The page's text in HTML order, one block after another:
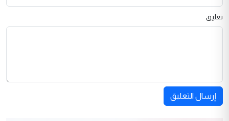
تعليق
إرسال التعليق